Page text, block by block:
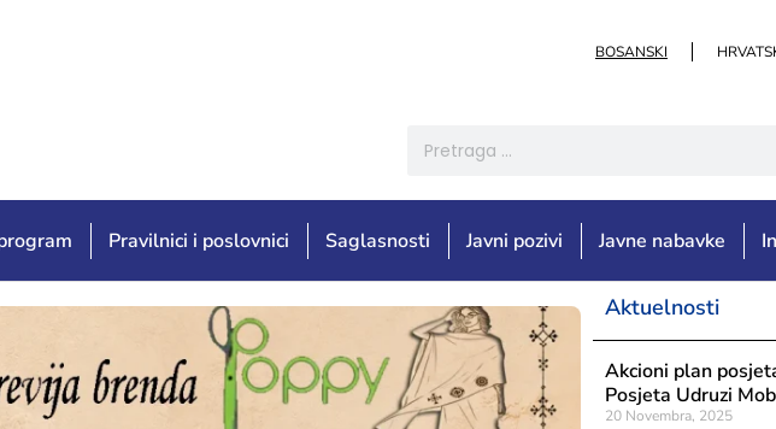
BOSANSKI
Pravilnici i poslovnici Saglasnosti Javni pozivi Javne nabavke
Aktuelnosti
Akcioni plan
Posjeta Udruzi
20 Novembra, 2025